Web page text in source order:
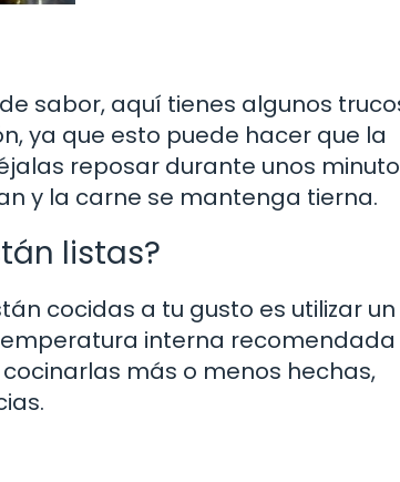
sabor, aquí tienes algunos
ya que esto puede hacer que la
reposar durante unos
y la carne se mantenga tierna.
listas?
cocidas a tu gusto es utilizar un
interna recomendada
cocinarlas más o menos hechas,